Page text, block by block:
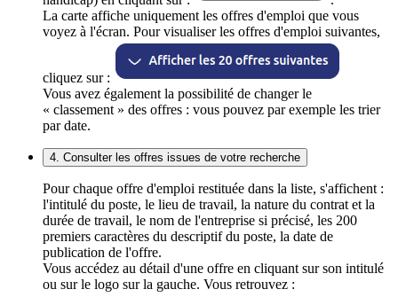
La carte affiche uniquement les offres d'emploi que vous
voyez à l'écran. Pour visualiser les offres d'emploi suivantes,
cliquez sur :
Vous avez également la possibilité de changer le
« classement » des offres : vous pouvez par exemple les trier
par date.
4. Consulter les offres issues de votre recherche
Pour chaque offre d'emploi restituée dans la liste, s'affichent :
l'intitulé du poste, le lieu de travail, la nature du contrat et la
durée de travail, le nom de l'entreprise si précisé, les 200
premiers caractères du descriptif du poste, la date de
publication de l'offre.
Vous accédez au détail d'une offre en cliquant sur son intitulé
ou sur le logo sur la gauche. Vous retrouvez :